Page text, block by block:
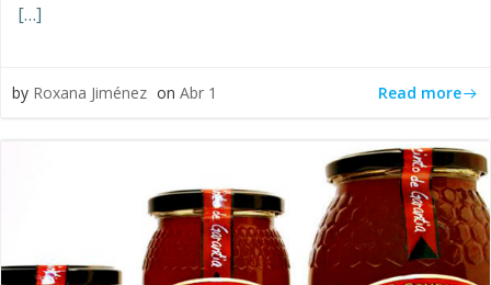
[…]
by Roxana Jiménez on Abr 1 Read more